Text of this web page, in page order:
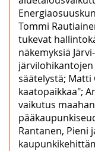
Tommi
tukevat
näkemyksiä
säätelystä; Matti
kaatopaikkaa";
vaikutus
Rantanen, Pieni